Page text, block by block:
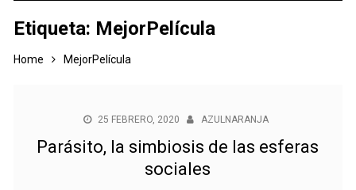
Etiqueta: MejorPelícula
Home MejorPelícula
25 FEBRERO, 2020 AZULNARANJA
Parásito, la simbiosis de las esferas
sociales